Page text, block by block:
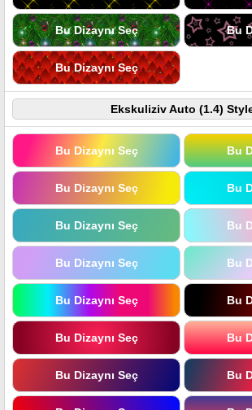
Bu Dizaynı Seç Bu
Bu Dizaynı Seç
Ekskuliziv Auto (1.4)
Bu Dizaynı Seç Bu
Bu Dizaynı Seç Bu
Bu Dizaynı Seç Bu
Bu Dizaynı Seç Bu
Bu Dizaynı Seç Bu
Bu Dizaynı Seç Bu
Bu Dizaynı Seç Bu